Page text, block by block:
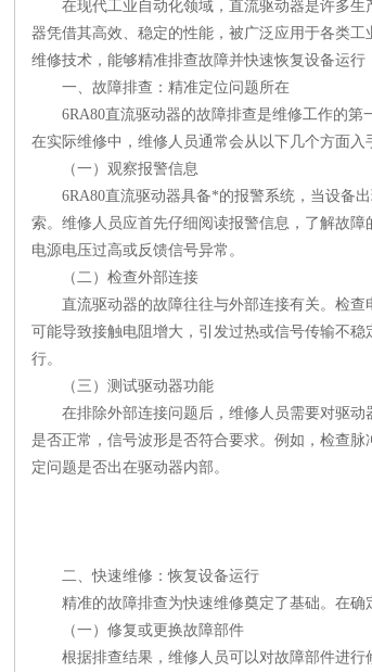
在现代工业自动化领域，直流驱动器是许多生
器凭借其高效、稳定的性能，被广泛应用于各类
维修技术，能够精准排查故障并快速恢复设备运行
一、故障排查：精准定位问题所在
6RA80直流驱动器的故障排查是维修工作的第
在实际维修中，维修人员通常会从以下几个方面入
（一）观察报警信息
6RA80直流驱动器具备*的报警系统，当设备出
索。维修人员应首先仔细阅读报警信息，了解故
电源电压过高或反馈信号异常。
（二）检查外部连接
直流驱动器的故障往往与外部连接有关。检查
可能导致接触电阻增大，引发过热或信号传输不
行。
（三）测试驱动器功能
在排除外部连接问题后，维修人员需要对驱动
是否正常，信号波形是否符合要求。例如，检查
定问题是否出在驱动器内部。
二、快速维修：恢复设备运行
精准的故障排查为快速维修奠定了基础。在确
（一）修复或更换故障部件
根据排查结果，维修人员可以对故障部件进行